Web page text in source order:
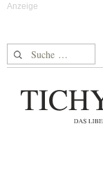
Suche nach: